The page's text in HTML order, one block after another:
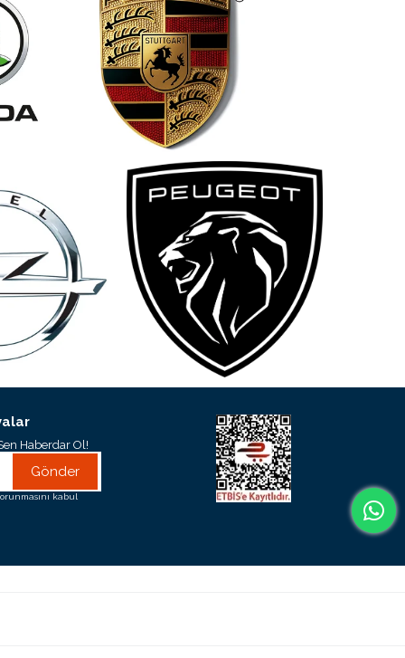
Haberdar Ol!
Gönder
kabul